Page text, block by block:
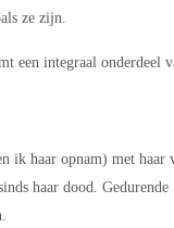
ze zijn.
een integraal onderdeel
ik haar opnam) met
haar dood.